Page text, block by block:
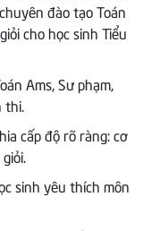
đào tạo Toán
cho học sinh Tiểu
Ams, Sư phạm,
thi.
cấp độ rõ ràng: cơ
sinh yêu thích môn